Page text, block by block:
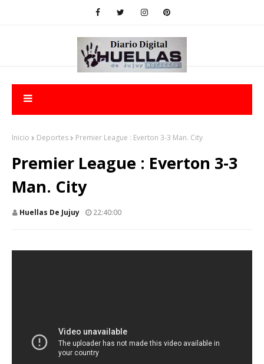
Inicio Deportes Premier League : Everton 3-3 Man. City
Premier League : Everton 3-3
Man. City
Huellas De Jujuy 22:40:00